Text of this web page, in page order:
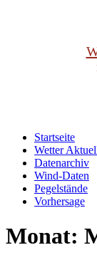
Startseite
Wetter
Datenarchiv
Wind-Daten
Pegelstände
Vorhersage
Monat: